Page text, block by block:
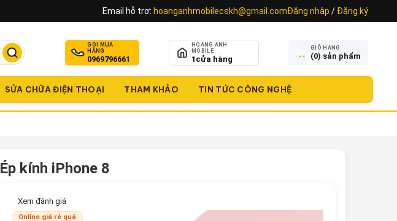
Email hỗ trợ: hoanganhmobilecskh@gmail.comĐăng nhập / Đăng ký
GỌI MUA
HÀNG
0969796661
HOÀNG ANH
MOBILE
1 cửa hàng
GIỎ HÀNG
(0) sản phẩm
SỬA CHỮA ĐIỆN THOẠI THAM KHẢO TIN TỨC CÔNG NGHỆ
Ép kính iPhone 8
Xem đánh giá
Online giá rẻ quá